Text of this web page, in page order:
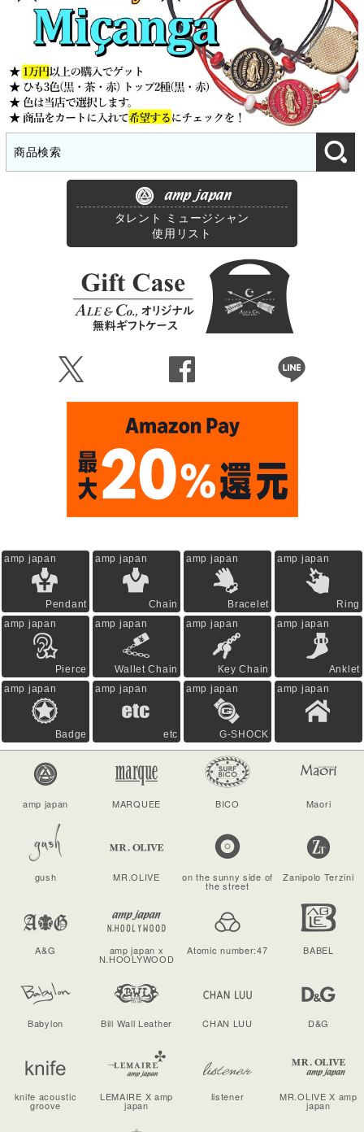
amp japan
タレント ミュージシャン
使用リスト
Ü Û Þ
amp japan
Pendant
amp japan
Chain
amp japan
Bracelet
amp japan
Ring
amp japan
Pierce
amp japan
Wallet Chain
amp japan
Key Chain
amp japan
Anklet
amp japan
Badge
amp japan
etc
amp japan
G-SHOCK
amp japan
amp japan MARQUEE BICO Maori
gush MR.OLIVE on the sunny side of
the street
Zanipolo Terzini
A&G amp japan x
N.HOOLYWOOD
Atomic number:47 BABEL
Babylon Bill Wall Leather CHAN LUU D&G
knife acoustic
groove
LEMAIRE X amp
japan
listener MR.OLIVE X amp
japan